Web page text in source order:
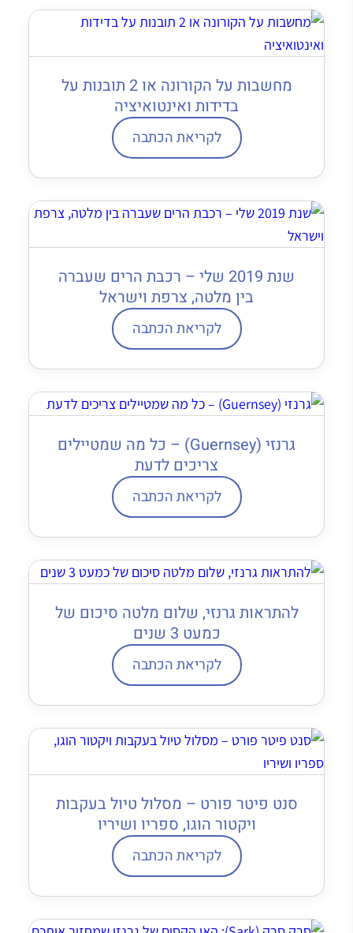
מחשבות על הקורונה או 2 תובנות על
בדידות ואינטואיציה
לקריאת הכתבה
שנת 2019 שלי – רכבת הרים שעברה
בין מלטה, צרפת וישראל
לקריאת הכתבה
גרנזי (Guernsey) – כל מה שמטיילים
צריכים לדעת
לקריאת הכתבה
להתראות גרנזי, שלום מלטה סיכום של
כמעט 3 שנים
לקריאת הכתבה
סנט פיטר פורט – מסלול טיול בעקבות
ויקטור הוגו, ספריו ושיריו
לקריאת הכתבה